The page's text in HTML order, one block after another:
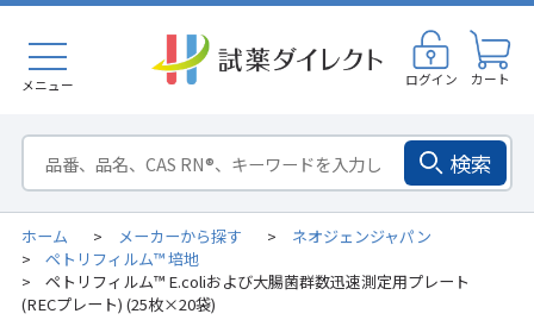
メニュー ログイン カート
検索
ホーム > メーカーから探す > ネオジェンジャパン
> ペトリフィルム™ 培地
>
ペトリフィルム™ E.coliおよび大腸菌群数迅速測定用プレート
(RECプレート) (25枚×20袋)